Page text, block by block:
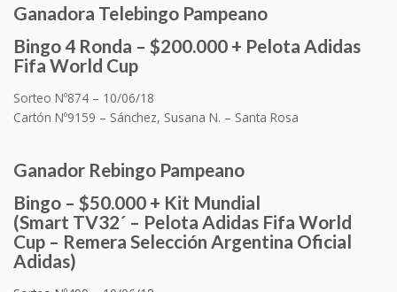
Ganadora Telebingo Pampeano
Bingo 4 Ronda – $200.000 + Pelota Adidas
Fifa World Cup
Sorteo Nº874 – 10/06/18
Cartón Nº9159 – Sánchez, Susana N. – Santa Rosa
Ganador Rebingo Pampeano
Bingo – $50.000 + Kit Mundial
(Smart TV32´ – Pelota Adidas Fifa World
Cup – Remera Selección Argentina Oficial
Adidas)